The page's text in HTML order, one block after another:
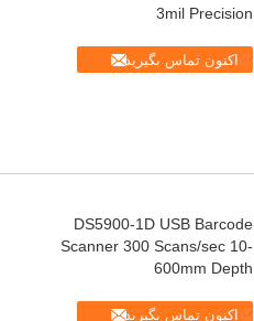
3mil Precision
اکنون تماس بگیرید
DS5900-1D USB Barcode
Scanner 300 Scans/sec 10-
600mm Depth
اکنون تماس بگیرید